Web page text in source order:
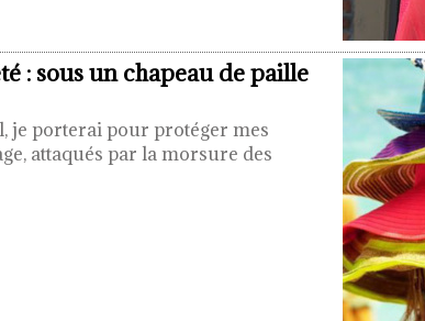
: sous un chapeau de paille
je porterai pour protéger mes
attaqués par la morsure des